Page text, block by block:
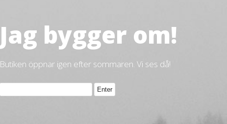
Jag bygger om!
Butiken öppnar igen efter sommaren. Vi ses då!